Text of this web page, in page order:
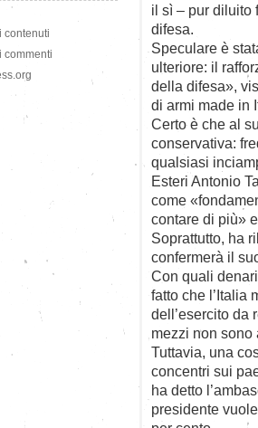
il sì – pur diluito
difesa.
Speculare è
ulteriore: il
della difesa»,
di armi made in
Certo è che al
conservativa:
qualsiasi
Esteri Antonio
come
contare di più»
Soprattutto, ha
confermerà il
Con quali
fatto che l’Italia
dell’esercito da
mezzi non sono
Tuttavia, una
concentri sui
ha detto
presidente
contenuti
commenti